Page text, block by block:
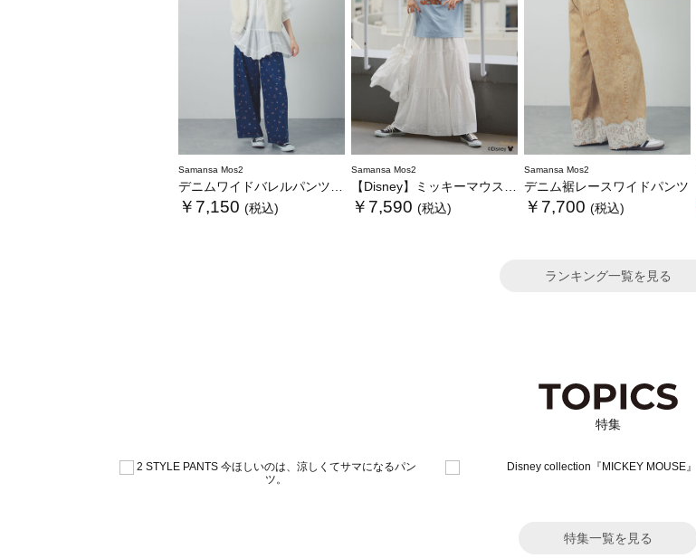
Samansa Mos2
デニムワイドバレルパンツ〈WEB限定SS・XLサイズ〉
￥7,150 (税込)
Samansa Mos2
【Disney】ミッキーマウス/総刺繍スカート
￥7,590 (税込)
Samansa Mos2
デニム裾レースワイドパンツ
￥7,700 (税込)
ランキング一覧を見る
特集
特集一覧を見る